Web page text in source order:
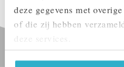
deze gegevens met
of die zij hebben
deze services.